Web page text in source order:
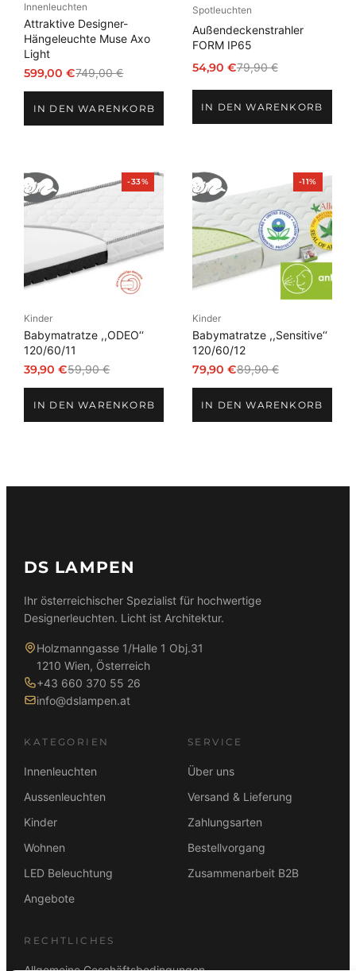
Innenleuchten
Attraktive Designer-
Hängeleuchte Muse Axo
Light
749,00€
Ursprünglicher
war:
599,00€
Aktueller
ist:IN DEN WARENKORB
Spotleuchten
Außendeckenstrahler
FORM IP65
79,90€
Ursprünglicher
Preis
war:
79,90 €
54,90 €
Aktueller
Preis
ist:
54,90 €.
IN DEN WARENKORB
-33%Produkt
im
Kinder
Babymatratze ,,ODEO‘‘
120/60/11
59,90€
Ursprünglicher
war:
39,90€
Aktueller
ist:IN DEN WARENKORB
-11%Produkt
im
Angebot
Kinder
Babymatratze ,,Sensitive‘‘
120/60/12
89,90€
Ursprünglicher
war:
79,90 €
Aktueller
ist:IN DEN WARENKORB
DS LAMPEN
Ihr österreichischer Spezialist für hochwertige
Designerleuchten. Licht ist Architektur.
Holzmanngasse 1/Halle 1 Obj.31
1210 Wien, Österreich
+43 660 370 55 26
info@dslampen.at
KATEGORIEN
Innenleuchten
Aussenleuchten
Kinder
Wohnen
LED Beleuchtung
Angebote
SERVICE
Über uns
Versand & Lieferung
Zahlungsarten
Bestellvorgang
Zusammenarbeit B2B
RECHTLICHES